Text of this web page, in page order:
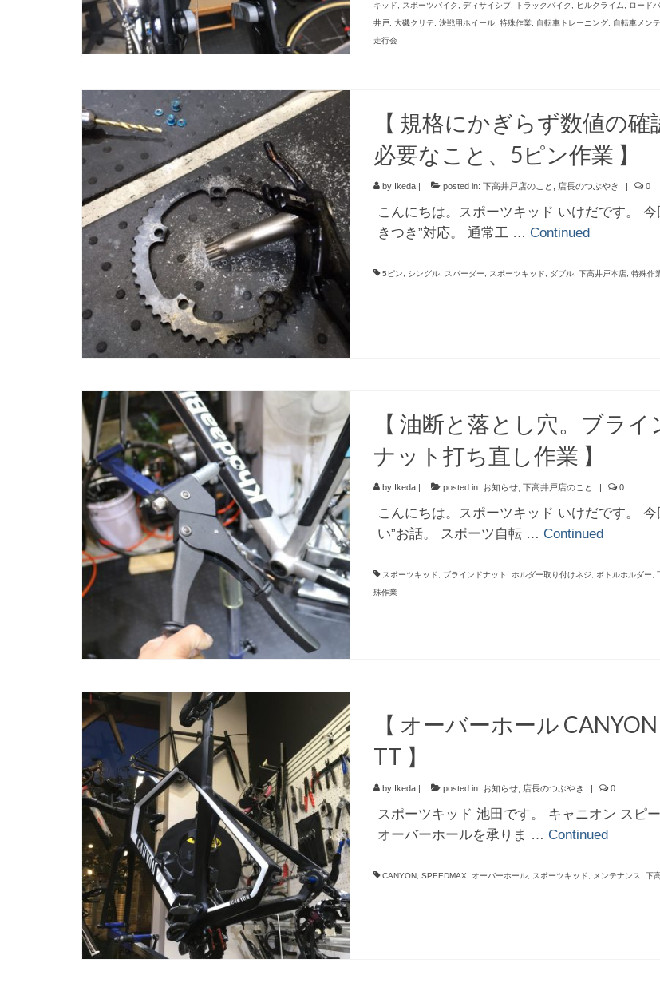
キッド
スポーツバイク ディサイシブ, トラックバイク ヒルクライム ロード
井戸, 大磯クリテ 決戦用ホイール, 特殊作業, 自転車トレーニング, 自転車メン
走行会
【 規格にかぎらず数値の確
必要なこと、5ピン作業 】
by Ikeda| posted in: 下高井戸店のこと 店長のつぶやき | 0
こんにちは。スポーツキッド いけだです。 今
きつき”対応。 通常工 … Continued
5ピン シングル, スパーダー スポーツキッド ダブル, 下高井戸本店, 特殊作
【 油断と落とし穴。ブライ
ナット打ち直し作業 】
by Ikeda| posted in: お知らせ, 下高井戸店のこと | 0
こんにちは。スポーツキッド いけだです。 今
い”お話。 スポーツ自転 … Continued
スポーツキッド ブラインドナット ホルダー取り付けネジ ボトルホルダー
殊作業
【 オーバーホール
TT 】
by Ikeda| posted in: お知らせ, 店長のつぶやき | 0
スポーツキッド 池田です。 キャニオン スピ
オーバーホールを承りま … Continued
CANYON, SPEEDMAX オーバーホール, スポーツキッド メンテナンス 下